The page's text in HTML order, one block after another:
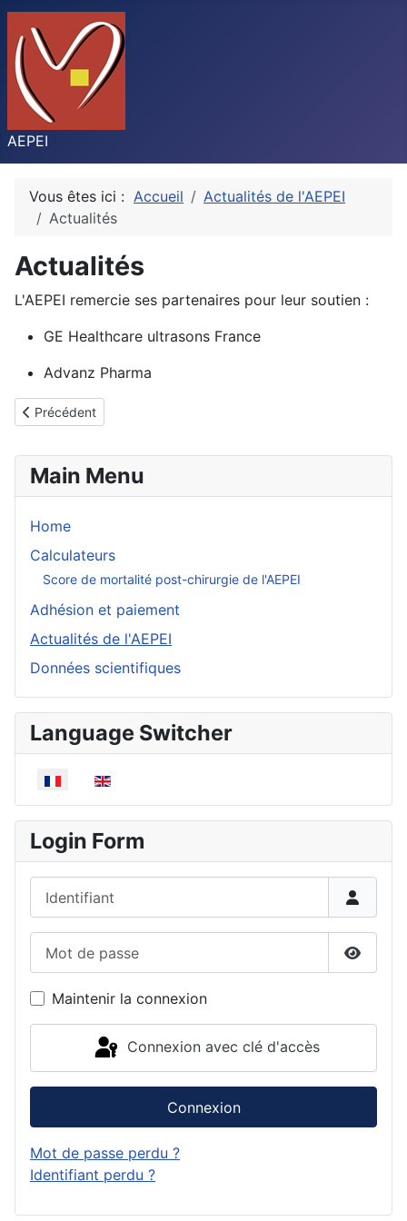
AEPEI
Vous êtes ici : Accueil
Actualités de l'AEPEI
Actualités
Actualités
L'AEPEI remercie ses partenaires pour leur soutien :
GE Healthcare ultrasons France
Advanz Pharma
Article précédent : ISCVID 2026
Précédent
Main Menu
Home
Calculateurs
Score de mortalité post-chirurgie de l'AEPEI
Adhésion et paiement
Actualités de l'AEPEI
Données scientifiques
Language Switcher
Sélectionnez votre langue
Login Form
Maintenir la connexion
Connexion avec clé d'accès
Connexion
Mot de passe perdu ?
Identifiant perdu ?